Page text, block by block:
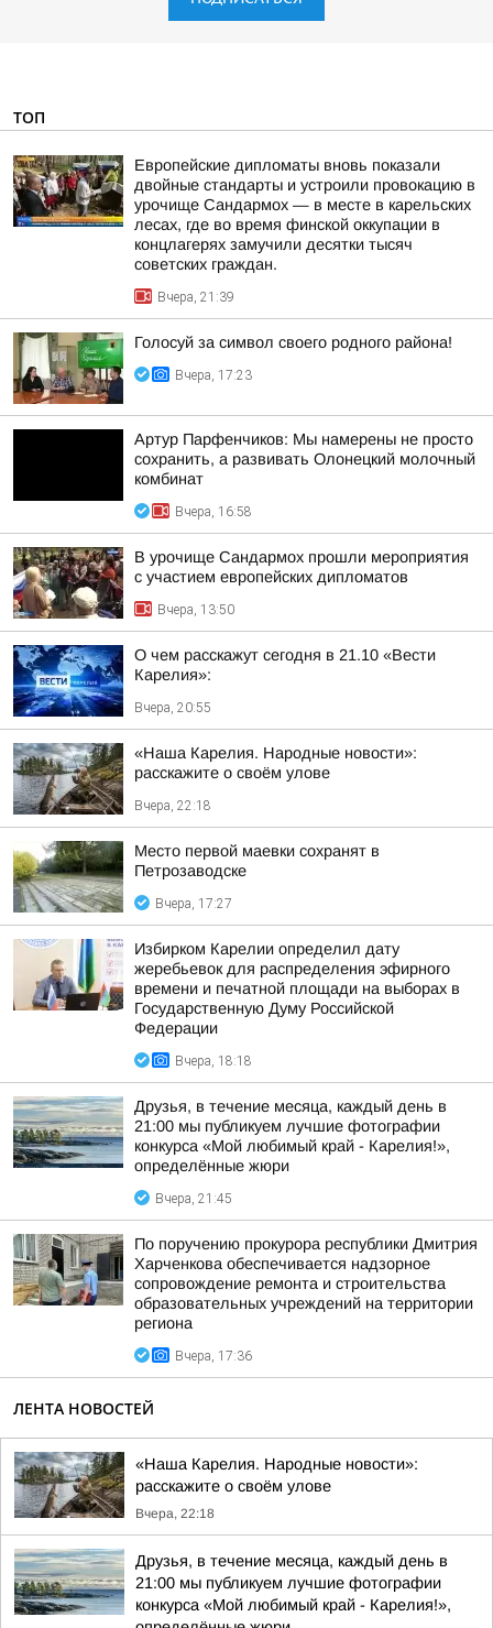
ТОП
Европейские дипломаты вновь показали
двойные стандарты и устроили провокацию в
урочище Сандармох — в месте в карельских
лесах, где во время финской оккупации в
концлагерях замучили десятки тысяч
советских граждан.
Вчера, 21:39
Голосуй за символ своего родного района!
Вчера, 17:23
Артур Парфенчиков: Мы намерены не просто
сохранить, а развивать Олонецкий молочный
комбинат
Вчера, 16:58
В урочище Сандармох прошли мероприятия
с участием европейских дипломатов
Вчера, 13:50
О чем расскажут сегодня в 21.10 «Вести
Карелия»:
Вчера, 20:55
«Наша Карелия. Народные новости»:
расскажите о своём улове
Вчера, 22:18
Место первой маевки сохранят в
Петрозаводске
Вчера, 17:27
Избирком Карелии определил дату
жеребьевок для распределения эфирного
времени и печатной площади на выборах в
Государственную Думу Российской
Федерации
Вчера, 18:18
Друзья, в течение месяца, каждый день в
21:00 мы публикуем лучшие фотографии
конкурса «Мой любимый край - Карелия!»,
определённые жюри
Вчера, 21:45
По поручению прокурора республики Дмитрия
Харченкова обеспечивается надзорное
сопровождение ремонта и строительства
образовательных учреждений на территории
региона
Вчера, 17:36
ЛЕНТА НОВОСТЕЙ
«Наша Карелия. Народные новости»:
расскажите о своём улове
Вчера, 22:18
Друзья, в течение месяца, каждый день в
21:00 мы публикуем лучшие фотографии
конкурса «Мой любимый край - Карелия!»,